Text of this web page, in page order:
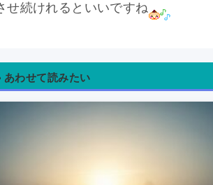
せ続けれるといいですね
あわせて読みたい